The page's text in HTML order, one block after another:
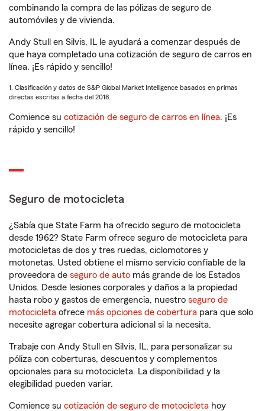
combinando la compra de las pólizas de seguro de
automóviles y de vivienda.
Andy Stull en Silvis, IL le ayudará a comenzar después de
que haya completado una cotización de seguro de carros en
línea. ¡Es rápido y sencillo!
1. Clasificación y datos de S&P Global Market Intelligence basados en primas
directas escritas a fecha del 2018.
Comience su cotización de seguro de carros en línea. ¡Es
rápido y sencillo!
Seguro de motocicleta
¿Sabía que State Farm ha ofrecido seguro de motocicleta
desde 1962? State Farm ofrece seguro de motocicleta para
motocicletas de dos y tres ruedas, ciclomotores y
motonetas. Usted obtiene el mismo servicio confiable de la
proveedora de seguro de auto más grande de los Estados
Unidos. Desde lesiones corporales y daños a la propiedad
hasta robo y gastos de emergencia, nuestro seguro de
motocicleta ofrece más opciones de cobertura para que solo
necesite agregar cobertura adicional si la necesita.
Trabaje con Andy Stull en Silvis, IL, para personalizar su
póliza con coberturas, descuentos y complementos
opcionales para su motocicleta. La disponibilidad y la
elegibilidad pueden variar.
Comience su cotización de seguro de motocicleta hoy